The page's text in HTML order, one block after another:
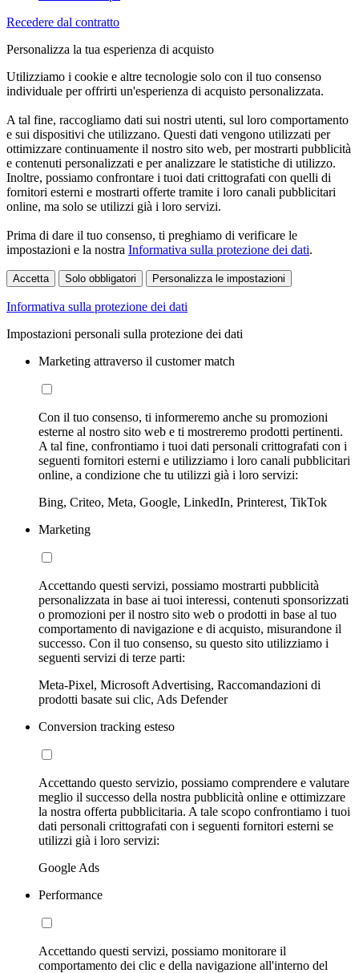
Recedere dal contratto
Personalizza la tua esperienza di acquisto
Utilizziamo i cookie e altre tecnologie solo con il tuo consenso
individuale per offrirti un'esperienza di acquisto personalizzata.
A tal fine, raccogliamo dati sui nostri utenti, sul loro comportamento
e sui dispositivi che utilizzano. Questi dati vengono utilizzati per
ottimizzare continuamente il nostro sito web, per mostrarti pubblicità
e contenuti personalizzati e per analizzare le statistiche di utilizzo.
Inoltre, possiamo confrontare i tuoi dati crittografati con quelli di
fornitori esterni e mostrarti offerte tramite i loro canali pubblicitari
online, ma solo se utilizzi già i loro servizi.
Prima di dare il tuo consenso, ti preghiamo di verificare le
impostazioni e la nostra Informativa sulla protezione dei dati.
Accetta Solo obbligatori Personalizza le impostazioni
Informativa sulla protezione dei dati
Impostazioni personali sulla protezione dei dati
Marketing attraverso il customer match
Con il tuo consenso, ti informeremo anche su promozioni
esterne al nostro sito web e ti mostreremo prodotti pertinenti.
A tal fine, confrontiamo i tuoi dati personali crittografati con i
seguenti fornitori esterni e utilizziamo i loro canali pubblicitari
online, a condizione che tu utilizzi già i loro servizi:
Bing, Criteo, Meta, Google, LinkedIn, Printerest, TikTok
Marketing
Accettando questi servizi, possiamo mostrarti pubblicità
personalizzata in base ai tuoi interessi, contenuti sponsorizzati
o promozioni per il nostro sito web o prodotti in base al tuo
comportamento di navigazione e di acquisto, misurandone il
successo. Con il tuo consenso, su questo sito utilizziamo i
seguenti servizi di terze parti:
Meta-Pixel, Microsoft Advertising, Raccomandazioni di
prodotti basate sui clic, Ads Defender
Conversion tracking esteso
Accettando questo servizio, possiamo comprendere e valutare
meglio il successo della nostra pubblicità online e ottimizzare
la nostra offerta pubblicitaria. A tale scopo confrontiamo i tuoi
dati personali crittografati con i seguenti fornitori esterni se
utilizzi già i loro servizi:
Google Ads
Performance
Accettando questi servizi, possiamo monitorare il
comportamento dei clic e della navigazione all'interno del